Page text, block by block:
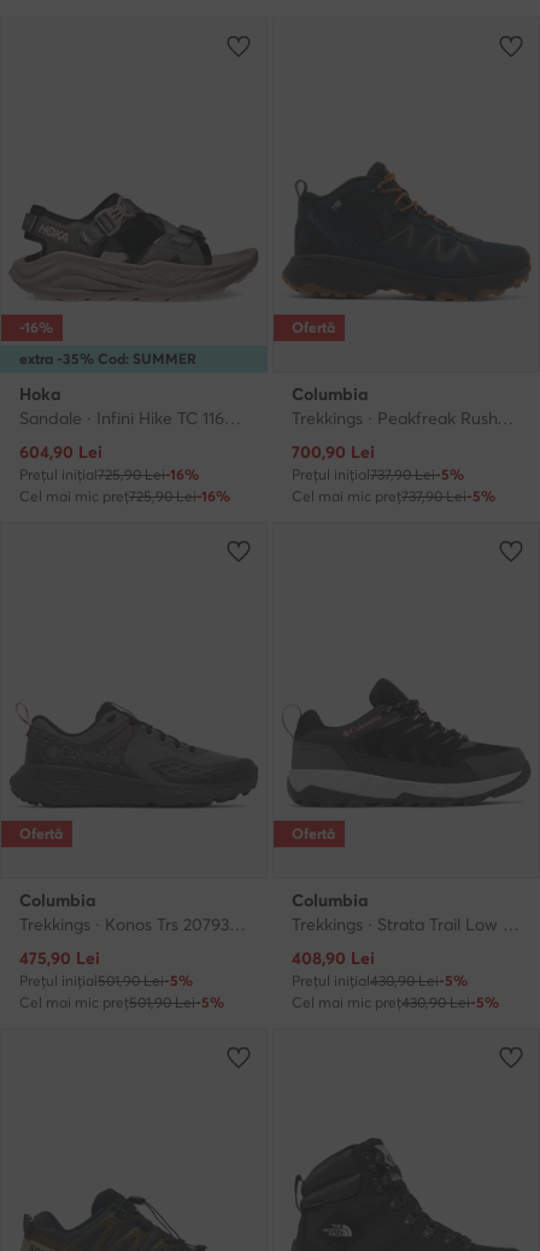
extra -35% Cod: SUMMER
-16%
Hoka
Sandale · Infini Hike TC 1162570 · Maro
Prețul actual
604,90 Lei
Prețul inițial725,90 Lei-16%
Cel mai mic preț725,90 Lei-16%
Ofertă
Columbia
Trekkings · Peakfreak Rush™ Mid OutDry™ 2126591 · Verde
Prețul actual
700,90 Lei
Prețul inițial737,90 Lei-5%
Cel mai mic preț737,90 Lei-5%
Ofertă
Columbia
Trekkings · Konos Trs 2079321 · Gri
Prețul actual
475,90 Lei
Prețul inițial501,90 Lei-5%
Cel mai mic preț501,90 Lei-5%
Ofertă
Columbia
Trekkings · Strata Trail Low 2078551 · Negru
Prețul actual
408,90 Lei
Prețul inițial430,90 Lei-5%
Cel mai mic preț430,90 Lei-5%